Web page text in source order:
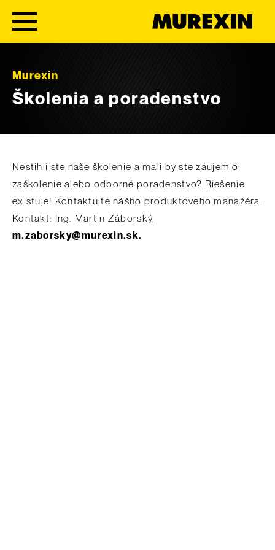
Murexin
Školenia a poradenstvo
Nestihli ste naše školenie a mali by ste záujem o
zaškolenie alebo odborné poradenstvo? Riešenie
existuje! Kontaktujte nášho produktového manažéra.
Kontakt: Ing. Martin Záborský,
m.zaborsky@murexin.sk.